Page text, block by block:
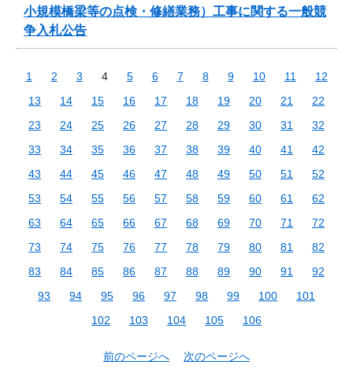
小規模橋梁等の点検・修繕業務）工事に関する一般競
争入札公告
1 2 3 4 5 6 7 8 9 10 11
12
13
14 15 16 17 18 19 20 21
22
23
24 25 26 27 28 29 30 31
32
33
34 35 36 37 38 39 40 41
42
43
44 45 46 47 48 49 50 51
52
53
54 55 56 57 58 59 60 61
62
63
64 65 66 67 68 69 70 71
72
73
74 75 76 77 78 79 80 81
82
83
84 85 86 87 88 89 90 91
92
93
94 95 96 97 98 99 100
101
102
103 104 105 106
前のページへ 次のページへ